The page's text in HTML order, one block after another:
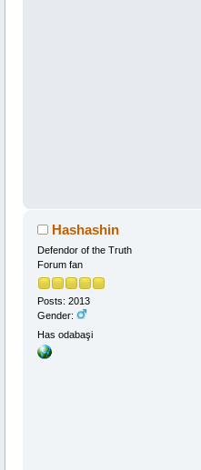
Hashashin
Defendor of the Truth
Forum fan
Posts: 2013
Gender:
Has odabaşi